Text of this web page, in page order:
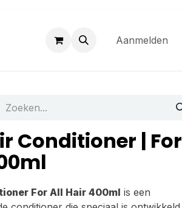
Aanmelden
Conditioner | For
For All Hair 400ml is een